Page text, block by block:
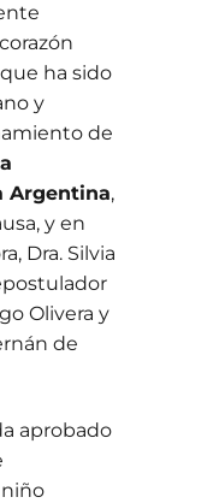
ha sido
y
de
Argentina,
y en
Dra. Silvia
Olivera y
de
aprobado